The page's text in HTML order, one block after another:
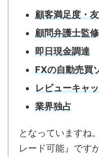
顧客満足度・
顧問弁護士監修
即日現金調達
FXの自動売買
レビューキャ
業界独占
となっていますね
レード可能』です